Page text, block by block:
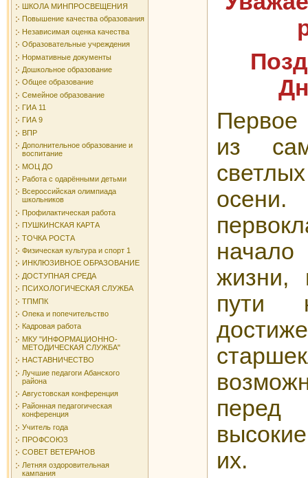
ШКОЛА МИНПРОСВЕЩЕНИЯ
Повышение качества образования
Независимая оценка качества
Образовательные учреждения
Нормативные документы
Дошкольное образование
Общее образование
Семейное образование
ГИА 11
ГИА 9
ВПР
Дополнительное образование и
воспитание
МОЦ ДО
Работа с одарёнными детьми
Всероссийская олимпиада
школьников
Профилактическая работа
ПУШКИНСКАЯ КАРТА
ТОЧКА РОСТА
Физическая культура и спорт 1
ИНКЛЮЗИВНОЕ ОБРАЗОВАНИЕ
ДОСТУПНАЯ СРЕДА
ПСИХОЛОГИЧЕСКАЯ СЛУЖБА
ТПМПК
Опека и попечительство
Кадровая работа
МКУ "ИНФОРМАЦИОННО-
МЕТОДИЧЕСКАЯ СЛУЖБА"
НАСТАВНИЧЕСТВО
Лучшие педагоги Абанского
района
Августовская конференция
Районная педагогическая
конференция
Учитель года
ПРОФСОЮЗ
СОВЕТ ВЕТЕРАНОВ
Летняя оздоровительная
кампания
Первое
из
жизни,
пути
их.